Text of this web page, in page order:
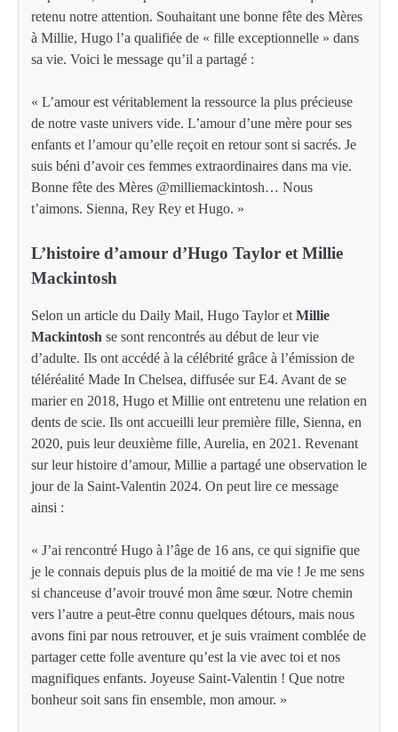
retenu notre attention. Souhaitant une bonne fête des Mères
à Millie, Hugo l’a qualifiée de « fille exceptionnelle » dans
sa vie. Voici le message qu’il a partagé :
« L’amour est véritablement la ressource la plus précieuse
de notre vaste univers vide. L’amour d’une mère pour ses
enfants et l’amour qu’elle reçoit en retour sont si sacrés. Je
suis béni d’avoir ces femmes extraordinaires dans ma vie.
Bonne fête des Mères @milliemackintosh… Nous
t’aimons. Sienna, Rey Rey et Hugo. »
L’histoire d’amour d’Hugo Taylor et Millie
Mackintosh
Selon un article du Daily Mail, Hugo Taylor et Millie
Mackintosh se sont rencontrés au début de leur vie
d’adulte. Ils ont accédé à la célébrité grâce à l’émission de
téléréalité Made In Chelsea, diffusée sur E4. Avant de se
marier en 2018, Hugo et Millie ont entretenu une relation en
dents de scie. Ils ont accueilli leur première fille, Sienna, en
2020, puis leur deuxième fille, Aurelia, en 2021. Revenant
sur leur histoire d’amour, Millie a partagé une observation le
jour de la Saint-Valentin 2024. On peut lire ce message
ainsi :
« J’ai rencontré Hugo à l’âge de 16 ans, ce qui signifie que
je le connais depuis plus de la moitié de ma vie ! Je me sens
si chanceuse d’avoir trouvé mon âme sœur. Notre chemin
vers l’autre a peut-être connu quelques détours, mais nous
avons fini par nous retrouver, et je suis vraiment comblée de
partager cette folle aventure qu’est la vie avec toi et nos
magnifiques enfants. Joyeuse Saint-Valentin ! Que notre
bonheur soit sans fin ensemble, mon amour. »